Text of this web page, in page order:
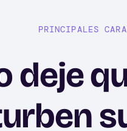
PRINCIPALES
deje